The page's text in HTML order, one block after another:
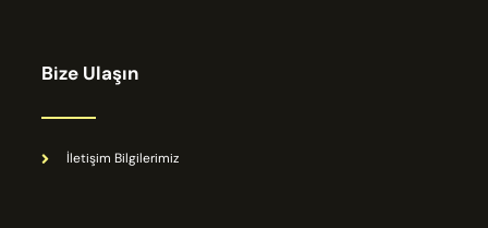
Bize Ulaşın
İletişim Bilgilerimiz